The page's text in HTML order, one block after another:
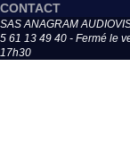
CONTACT
SAS ANAGRAM
5 61 13 49 40 - Fermé le
17h30